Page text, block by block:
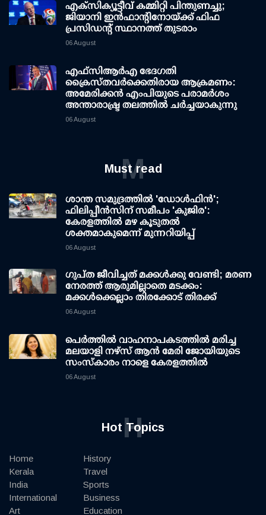
എക്സിക്യൂട്ടീവ് കമ്മിറ്റി പിന്തുണച്ചു;
ജിയാനി ഇന്‍ഫാന്റിനോയ്ക്ക് ഫിഫ
പ്രസിഡന്റ് സ്ഥാനത്ത് തുടരാം
06 August
എഫ്‌സി‌ആര്‍‌എ ഭേദഗതി
ക്രൈസ്തവർക്കെതിരായ ആക്രമണം:
അമേരിക്കൻ എംപിയുടെ പരാമർശം
അന്താരാഷ്ട്ര തലത്തിൽ ചർച്ചയാകുന്നു
06 August
Must read
M
ശാന്ത സമുദ്രത്തില്‍ 'ഡോള്‍ഫിന്‍';
ഫിലിപ്പീന്‍സിന് സമീപം 'കുജിര':
കേരളത്തില്‍ മഴ കൂടുതല്‍
ശക്തമാകുമെന്ന് മുന്നറിയിപ്പ്
06 August
ഗുപ്ത ജീവിച്ചത് മക്കള്‍ക്കു വേണ്ടി; മരണ
നേരത്ത് ആരുമില്ലാതെ മടക്കം:
മക്കള്‍ക്കെല്ലാം തിരക്കോട് തിരക്ക്
06 August
പെർത്തിൽ വാഹനാപകടത്തിൽ മരിച്ച
മലയാളി നഴ്സ് ആൻ മേരി ജോയിയുടെ
സംസ്കാരം നാളെ കേരളത്തിൽ
06 August
Hot Topics
H
Home
Kerala
India
International
Art
History
Travel
Sports
Business
Education